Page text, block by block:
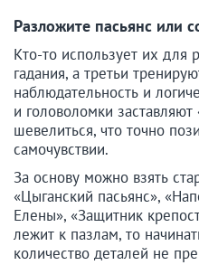
Разложите пасьянс или
Кто-то использует их для
гадания, а третьи
наблюдательность и
и головоломки
шевелиться, что точно
самочувствии.
За основу можно взять
«Цыганский пасьянс»,
Елены», «Защитник
лежит к пазлам, то
количество деталей не